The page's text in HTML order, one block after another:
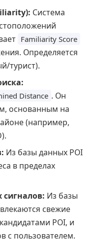
Система
Familiarity Score
Определяется
турист).
Distance . Он
основанным на
(например,
Из базы данных POI
в пределах
Из базы
свежие
POI, и
с пользователем.